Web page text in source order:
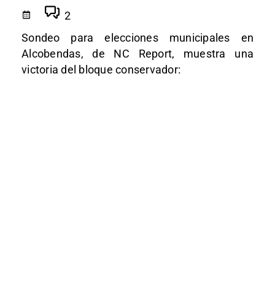
2
Sondeo para elecciones municipales en
Alcobendas, de NC Report, muestra una
victoria del bloque conservador: